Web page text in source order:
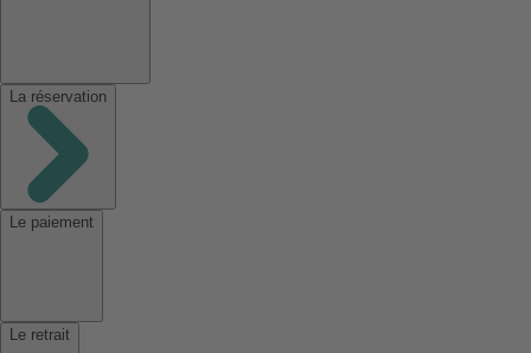
La réservation
Le paiement
Le retrait